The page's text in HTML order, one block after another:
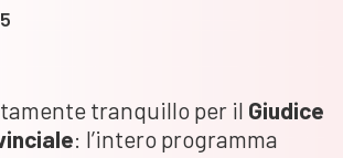
tranquillo per il Giudice
: l’intero programma